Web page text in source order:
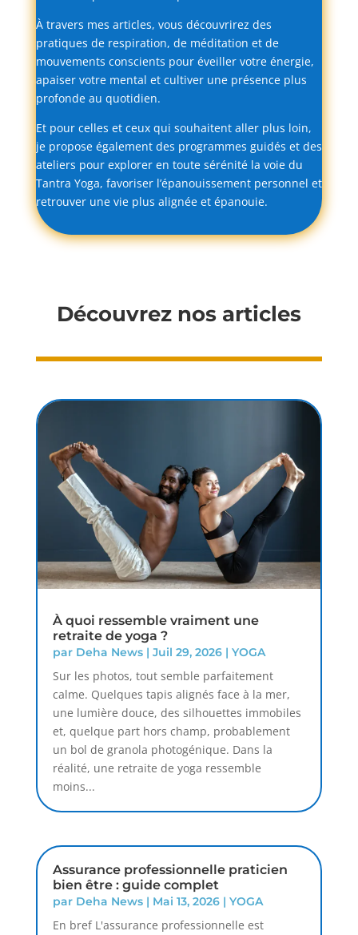
À travers mes articles, vous découvrirez des
pratiques de respiration, de méditation et de
mouvements conscients pour éveiller votre énergie,
apaiser votre mental et cultiver une présence plus
profonde au quotidien.
Et pour celles et ceux qui souhaitent aller plus loin,
je propose également des programmes guidés et des
ateliers pour explorer en toute sérénité la voie du
Tantra Yoga, favoriser l’épanouissement personnel et
retrouver une vie plus alignée et épanouie.
Découvrez nos articles
À quoi ressemble vraiment une
retraite de yoga ?
par Deha News| Juil 29, 2026| YOGA
Sur les photos, tout semble parfaitement
calme. Quelques tapis alignés face à la mer,
une lumière douce, des silhouettes immobiles
et, quelque part hors champ, probablement
un bol de granola photogénique. Dans la
réalité, une retraite de yoga ressemble
moins...
Assurance professionnelle praticien
bien être : guide complet
par Deha News| Mai 13, 2026| YOGA
En bref L'assurance professionnelle est